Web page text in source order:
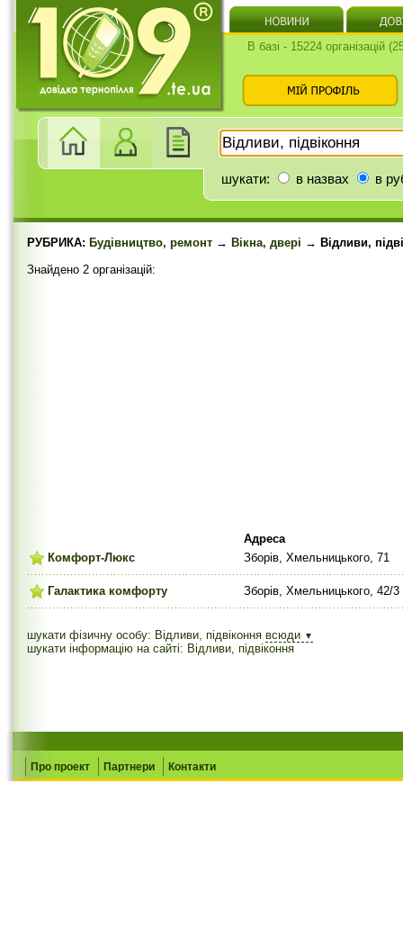
В базі - 15224 організацій
шукати: в назвах в
РУБРИКА: Будівництво, ремонт → Вікна, двері → Відливи,
Знайдено 2 організацій:
Адреса
Комфорт-Люкс
Зборів, Хмельницького, 71
Галактика комфорту Зборів, Хмельницького, 42/3
шукати фізичну особу: Відливи, підвіконня всюди ▼
шукати інформацію на сайті: Відливи, підвіконня
Про проект Партнери Контакти